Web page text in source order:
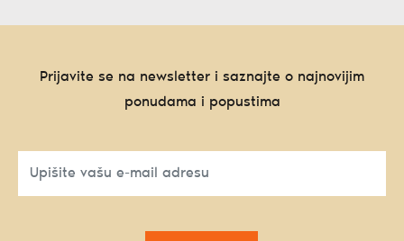
Prijavite se na newsletter i saznajte o najnovijim
ponudama i popustima